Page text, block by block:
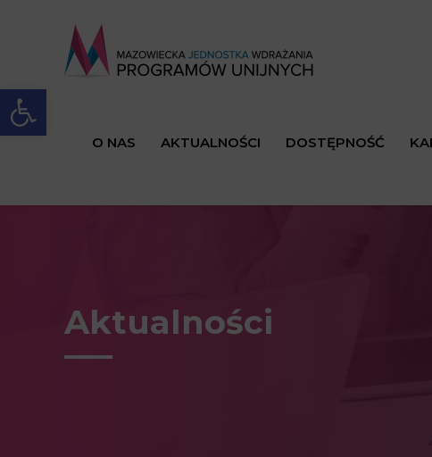
Open toolbar
O NAS AKTUALNOŚCI DOSTĘPNOŚĆ
Aktualności